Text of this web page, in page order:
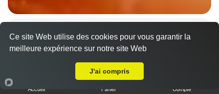
8.50 €
Accueil Panier Compte
Ce site Web utilise des cookies pour vous garantir la
meilleure expérience sur notre site Web
J'ai compris